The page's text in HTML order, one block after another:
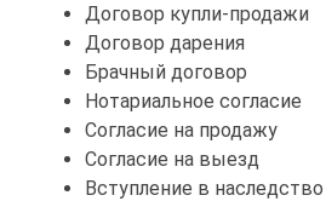
Договор купли-продажи
Договор дарения
Брачный договор
Нотариальное согласие
Согласие на продажу
Согласие на выезд
Вступление в наследство